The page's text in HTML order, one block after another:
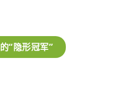
“隐形冠军”